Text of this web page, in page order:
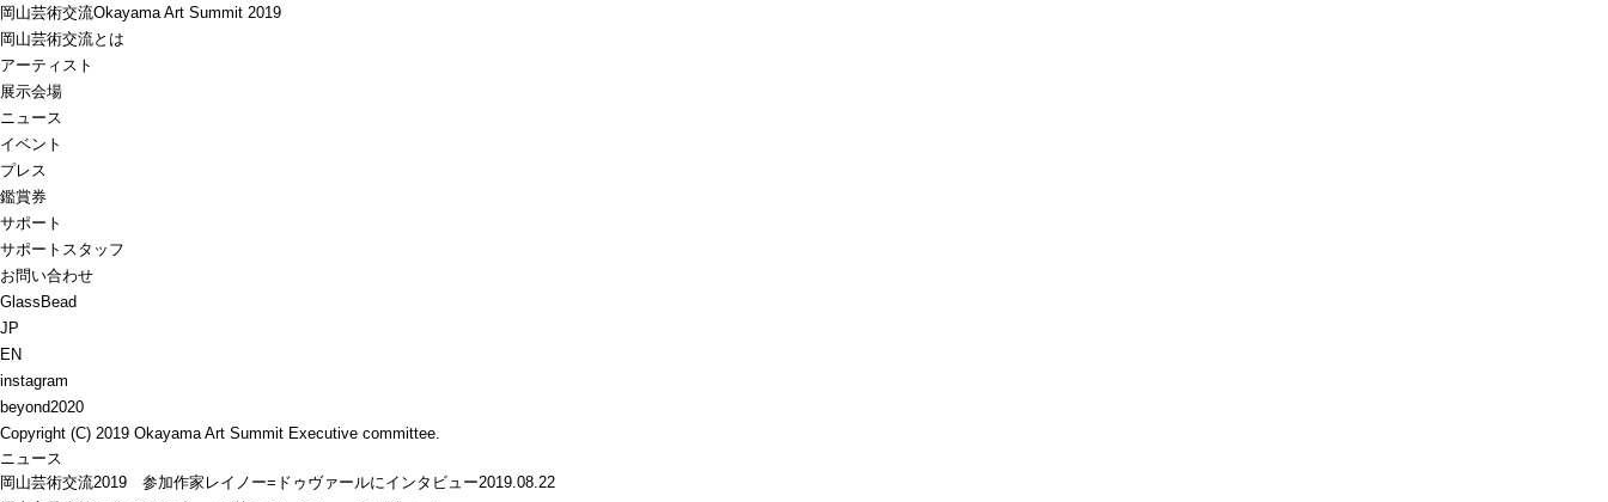
岡山芸術交流Okayama Art Summit 2019
岡山芸術交流とは
アーティスト
展示会場
ニュース
イベント
プレス
鑑賞券
サポート
サポートスタッフ
お問い合わせ
GlassBead
JP
EN
instagram
beyond2020
Copyright (C) 2019 Okayama Art Summit Executive committee.
ニュース
岡山芸術交流2019 参加作家レイノー=ドゥヴァールにインタビュー2019.08.22